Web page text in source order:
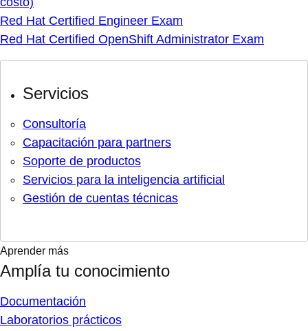
Red Hat Certified Engineer Exam
Red Hat Certified OpenShift Administrator Exam
Servicios
Consultoría
Capacitación para partners
Soporte de productos
Servicios para la inteligencia artificial
Gestión de cuentas técnicas
Aprender más
Amplía tu conocimiento
Documentación
Laboratorios prácticos